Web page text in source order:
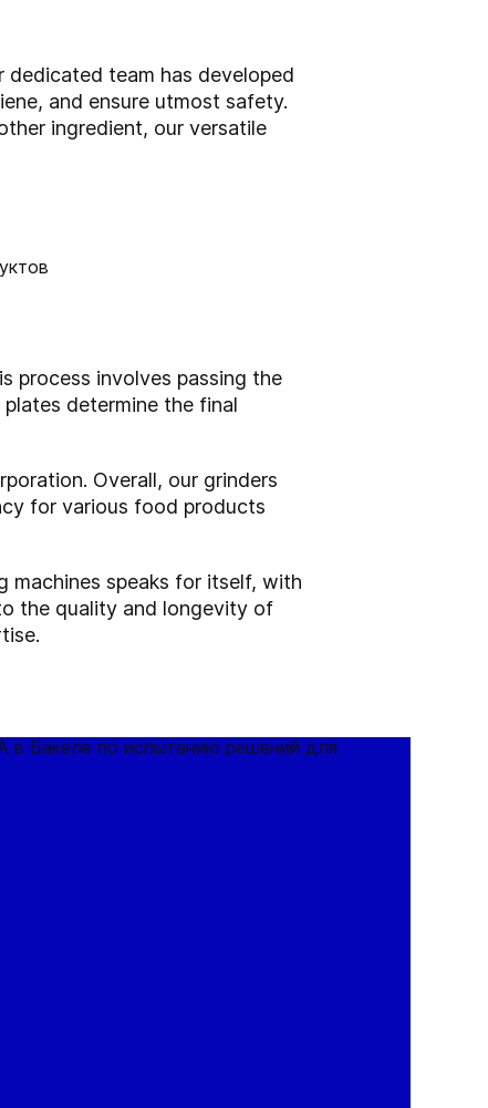
dedicated team has developed
and ensure utmost safety.
ingredient, our versatile
process involves passing the
determine the final
Overall, our grinders
for various food products
machines speaks for itself, with
the quality and longevity of